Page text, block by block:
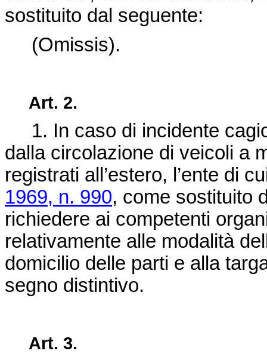
sostituito dal seguente:
(Omissis).
Art. 2.
1. In caso di incidente
dalla circolazione di veicoli a
registrati all’estero, l’ente di
1969, n. 990, come sostituito
richiedere ai competenti
relativamente alle modalità
domicilio delle parti e alla
segno distintivo.
Art. 3.